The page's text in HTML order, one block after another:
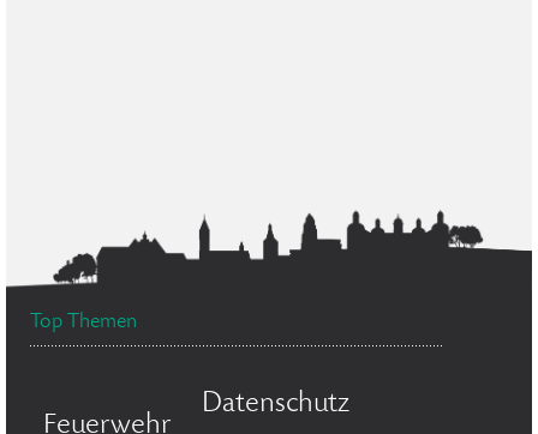
Top Themen
Feuerwehr
Datenschutz